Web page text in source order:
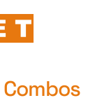
Combos